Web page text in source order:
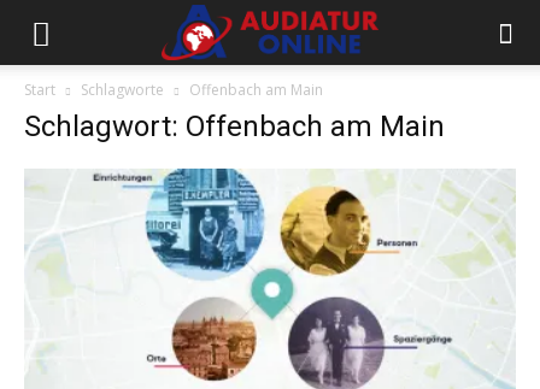
Start Schlagworte Offenbach am Main
Schlagwort: Offenbach am Main